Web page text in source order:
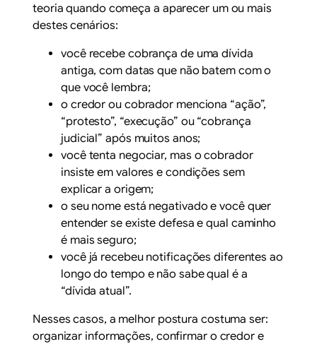
teoria quando começa a aparecer um ou mais
destes cenários:
você recebe cobrança de uma dívida
antiga, com datas que não batem com o
que você lembra;
o credor ou cobrador menciona “ação”,
“protesto”, “execução” ou “cobrança
judicial” após muitos anos;
você tenta negociar, mas o cobrador
insiste em valores e condições sem
explicar a origem;
o seu nome está negativado e você quer
entender se existe defesa e qual caminho
é mais seguro;
você já recebeu notificações diferentes ao
longo do tempo e não sabe qual é a
“dívida atual”.
Nesses casos, a melhor postura costuma ser:
organizar informações, confirmar o credor e